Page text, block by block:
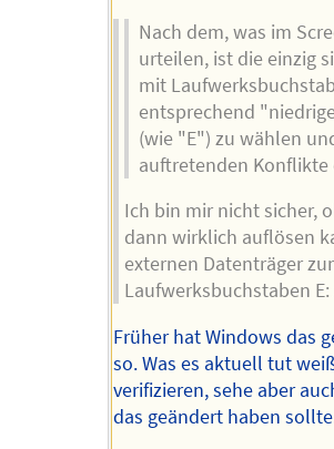
Nach dem, was im
urteilen, ist die einzig
mit
entsprechend
(wie "E") zu wählen
auftretenden Konflikte
Ich bin mir nicht sicher,
dann wirklich auflösen
externen Datenträger
Laufwerksbuchstaben
Früher hat Windows das
so. Was es aktuell tut
verifizieren, sehe aber
das geändert haben